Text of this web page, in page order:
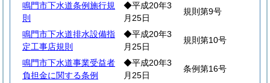
鳴門市下水道条例施行規
則
◆平成20年3
月25日
規則第9号
鳴門市下水道排水設備指
定工事店規則
◆平成20年3
月25日
規則第10号
鳴門市下水道事業受益者
負担金に関する条例
◆平成20年3
月25日
条例第16号